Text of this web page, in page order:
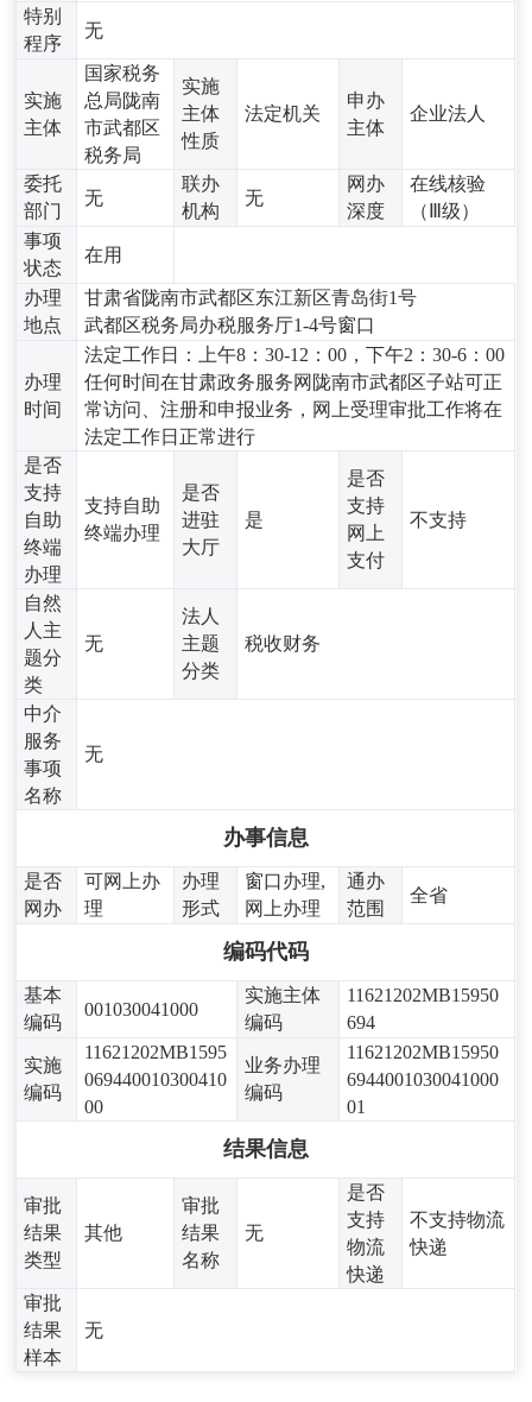
特别
程序
无
实施
主体
国家税务
总局陇南
市武都区
税务局
实施
主体
性质
法定机关
申办
主体
企业法人
委托
部门
无
联办
机构
无
网办
深度
在线核验
（Ⅲ级）
事项
状态
在用
办理
地点
甘肃省陇南市武都区东江新区青岛街1号
武都区税务局办税服务厅1-4号窗口
办理
时间
法定工作日：上午8：30-12：00，下午2：30-6：00
任何时间在甘肃政务服务网陇南市武都区子站可正
常访问、注册和申报业务，网上受理审批工作将在
法定工作日正常进行
是否
支持
自助
终端
办理
支持自助
终端办理
是否
进驻
大厅
是
是否
支持
网上
支付
不支持
自然
人主
题分
类
无
法人
主题
分类
税收财务
中介
服务
事项
名称
无
办事信息
是否
网办
可网上办
理
办理
形式
窗口办理,
网上办理
通办
范围
全省
编码代码
基本
编码
001030041000
实施主体
编码
11621202MB15950
694
实施
编码
11621202MB1595
069440010300410
00
业务办理
编码
11621202MB15950
6944001030041000
01
结果信息
审批
结果
类型
其他
审批
结果
名称
无
是否
支持
物流
快递
不支持物流
快递
审批
结果
样本
无